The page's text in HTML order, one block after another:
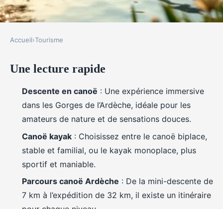
Des randonnées aquatiques
inoubliables en canoë en
Ardèche
Accueil›Tourisme
Une lecture rapide
Descente en canoë : Une expérience immersive
dans les Gorges de l’Ardèche, idéale pour les
amateurs de nature et de sensations douces.
Canoë kayak : Choisissez entre le canoë biplace,
stable et familial, ou le kayak monoplace, plus
sportif et maniable.
Parcours canoë Ardèche : De la mini-descente de
7 km à l’expédition de 32 km, il existe un itinéraire